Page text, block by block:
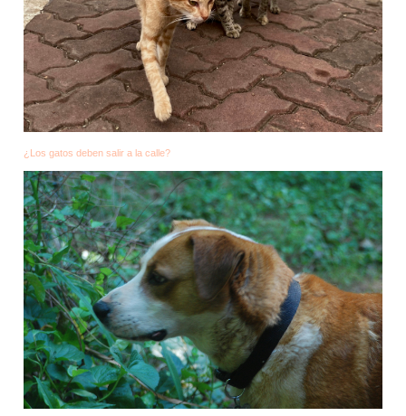
¿Los gatos deben salir a la calle?